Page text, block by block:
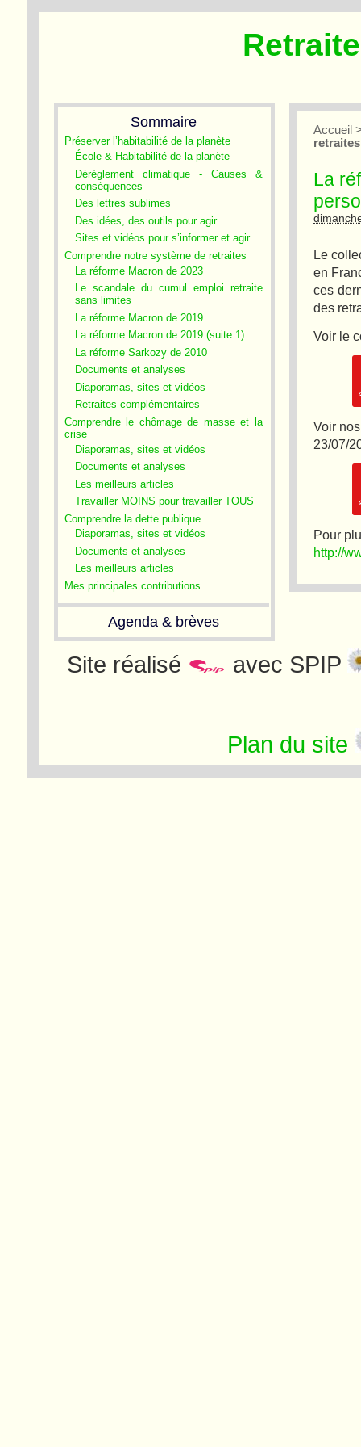
Sommaire
Préserver l’habitabilité de la planète
École & Habitabilité de la planète
Dérèglement climatique - Causes &
conséquences
Des lettres sublimes
Des idées, des outils pour agir
Sites et vidéos pour s’informer et agir
Comprendre notre système de retraites
La réforme Macron de 2023
Le scandale du cumul emploi retraite
sans limites
La réforme Macron de 2019
La réforme Macron de 2019 (suite 1)
La réforme Sarkozy de 2010
Documents et analyses
Diaporamas, sites et vidéos
Retraites complémentaires
Comprendre le chômage de masse et la
crise
Diaporamas, sites et vidéos
Documents et analyses
Les meilleurs articles
Travailler MOINS pour travailler TOUS
Comprendre la dette publique
Diaporamas, sites et vidéos
Documents et analyses
Les meilleurs articles
Mes principales contributions
Agenda & brèves
Accueil
La
Le
en
ces
des
Voir le
Voir
23/07/
Pour
http://
Site réalisé avec SPIP
Plan du site